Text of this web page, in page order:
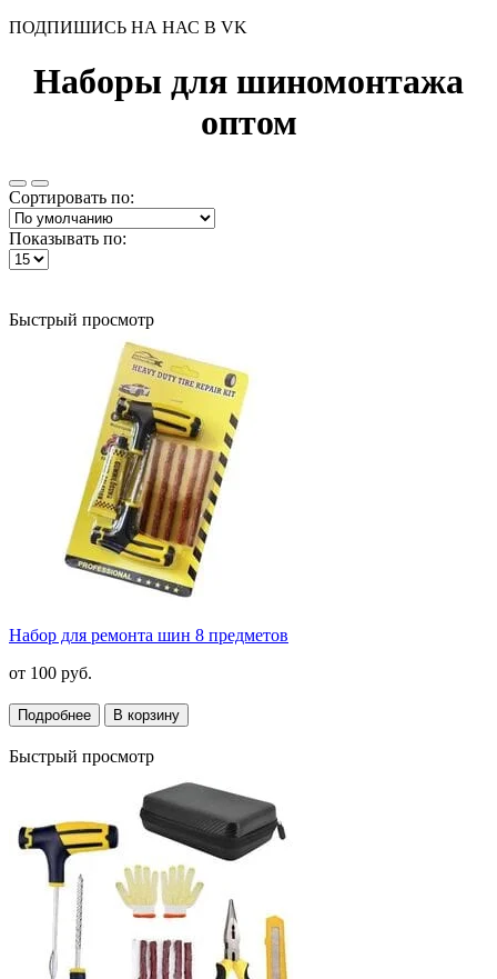
ПОДПИШИСЬ НА НАС В VK
Наборы для шиномонтажа
оптом
Сортировать по:
Показывать по:
Быстрый просмотр
Набор для ремонта шин 8 предметов
от 100 руб.
Подробнее В корзину
Быстрый просмотр